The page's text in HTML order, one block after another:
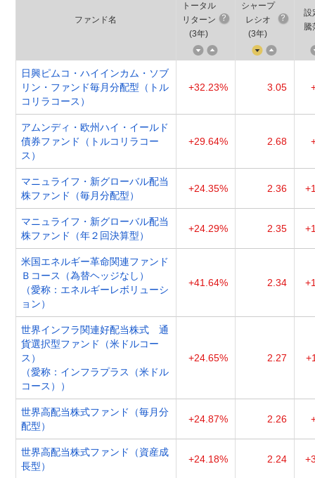
ファンド名
トータル
リターン
(3年)
シャープ
レシオ
(3年)
設
騰
日興ピムコ・ハイインカム・ソブ
リン・ファンド毎月分配型（トル
コリラコース）
+32.23% 3.05
アムンディ・欧州ハイ・イールド
債券ファンド（トルコリラコー
ス）
+29.64% 2.68
マニュライフ・新グローバル配当
株ファンド（毎月分配型）
+24.35% 2.36
マニュライフ・新グローバル配当
株ファンド（年２回決算型）
+24.29% 2.35
米国エネルギー革命関連ファンド
Ｂコース（為替ヘッジなし）
（愛称：エネルギーレボリューシ
ョン）
+41.64% 2.34
世界インフラ関連好配当株式 通
貨選択型ファンド（米ドルコー
ス）
（愛称：インフラプラス（米ドル
コース））
+24.65% 2.27
世界高配当株式ファンド（毎月分
配型）
+24.87% 2.26
世界高配当株式ファンド（資産成
長型）
+24.18% 2.24